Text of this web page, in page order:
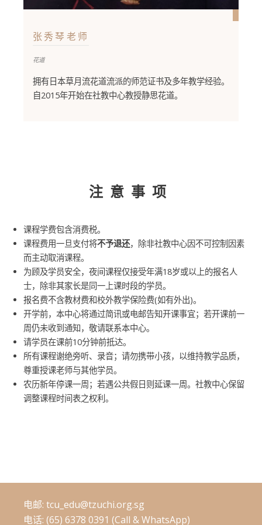
张秀琴老师
花道
拥有日本草月流花道流派的师范证书及多年教学经验。
自2015年开始在社教中心教授静思花道。
注意事项
课程学费包含消费税。
课程费用一旦支付将不予退还，除非社教中心因不可控制因素
而主动取消课程。
为顾及学员安全，夜间课程仅接受年满18岁或以上的报名人
士，除非其家长是同一上课时段的学员。
报名费不含教材费和校外教学保险费(如有外出)。
开学前，本中心将通过简讯或电邮告知开课事宜；若开课前一
周仍未收到通知，敬请联系本中心。
请学员在课前10分钟前抵达。
所有课程谢绝旁听、录音；请勿携带小孩，以维持教学品质，
尊重授课老师与其他学员。
农历新年停课一周；若遇公共假日则延课一周。社教中心保留
调整课程时间表之权利。
电邮: tcu_edu@tzuchi.org.sg
电话: (65) 6378 0391 (Call & WhatsApp)